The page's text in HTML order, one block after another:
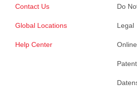
Contact Us
Global Locations
Help Center
Do
Legal